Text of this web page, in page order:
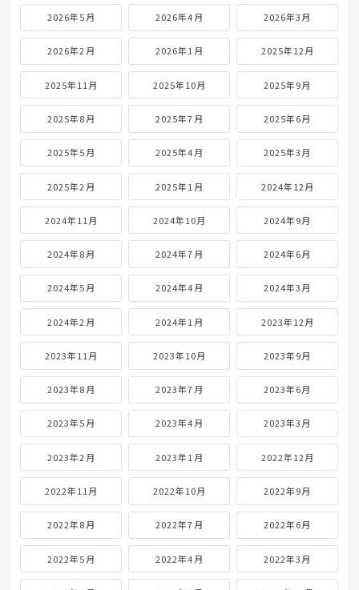
2026年5月 2026年4月 2026年3月
2026年2月 2026年1月 2025年12月
2025年11月 2025年10月 2025年9月
2025年8月 2025年7月 2025年6月
2025年5月 2025年4月 2025年3月
2025年2月 2025年1月 2024年12月
2024年11月 2024年10月 2024年9月
2024年8月 2024年7月 2024年6月
2024年5月 2024年4月 2024年3月
2024年2月 2024年1月 2023年12月
2023年11月 2023年10月 2023年9月
2023年8月 2023年7月 2023年6月
2023年5月 2023年4月 2023年3月
2023年2月 2023年1月 2022年12月
2022年11月 2022年10月 2022年9月
2022年8月 2022年7月 2022年6月
2022年5月 2022年4月 2022年3月